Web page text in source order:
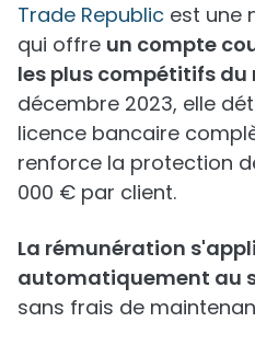
Trade Republic est une
qui offre un compte
les plus compétitifs du
décembre 2023, elle
licence bancaire
renforce la protection
000 € par client.
La rémunération
automatiquement au
sans frais de